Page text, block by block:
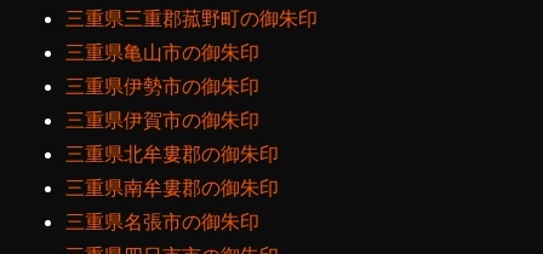
三重県三重郡菰野町の御朱印
三重県亀山市の御朱印
三重県伊勢市の御朱印
三重県伊賀市の御朱印
三重県北牟婁郡の御朱印
三重県南牟婁郡の御朱印
三重県名張市の御朱印